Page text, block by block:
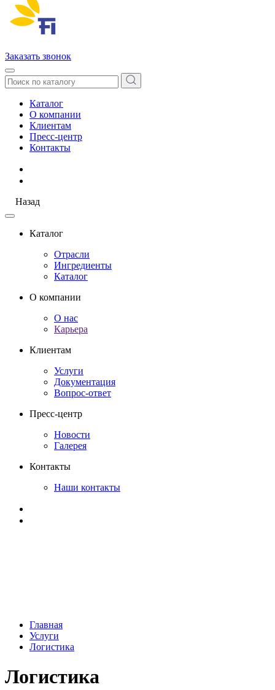
Заказать звонок
Каталог
О компании
Клиентам
Пресс-центр
Контакты
Назад
Каталог
Отрасли
Ингредиенты
Каталог
О компании
О нас
Карьера
Клиентам
Услуги
Документация
Вопрос-ответ
Пресс-центр
Новости
Галерея
Контакты
Наши контакты
Главная
Услуги
Логистика
Логистика